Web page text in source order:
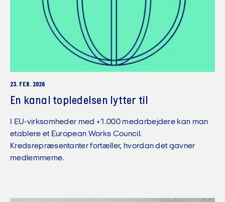
23. FEB. 2026
En kanal topledelsen lytter til
I EU-virksomheder med +1.000 medarbejdere kan man
etablere et European Works Council.
Kredsrepræsentanter fortæller, hvordan det gavner
medlemmerne.